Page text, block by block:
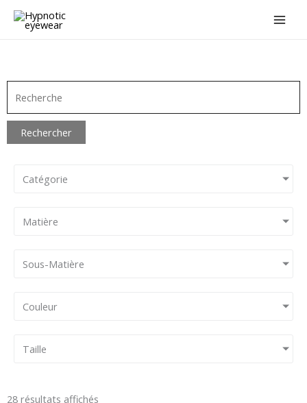
Aller
Rechercher
Catégorie
Matière
Sous-Matière
Couleur
Taille
28 résultats affichés